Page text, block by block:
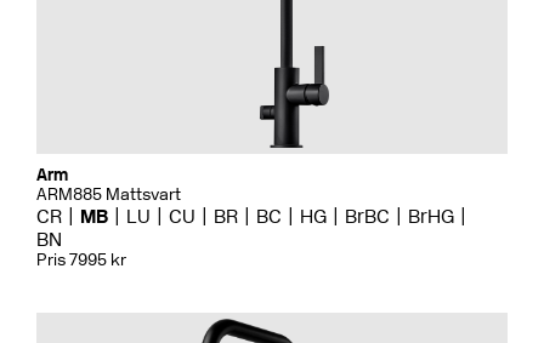
Arm
ARM885 Mattsvart
CR MB LU CU BR BC HG BrBC
BrHG
BN
Pris 7995 kr